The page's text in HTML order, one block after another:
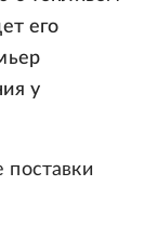
его
у